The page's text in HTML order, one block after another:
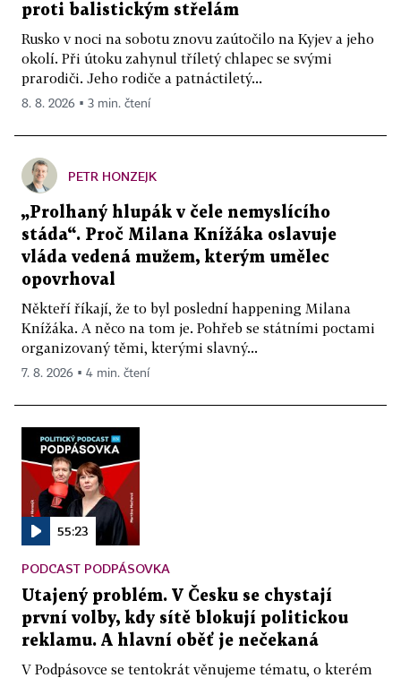
proti balistickým střelám
Rusko v noci na sobotu znovu zaútočilo na Kyjev a jeho
okolí. Při útoku zahynul tříletý chlapec se svými
prarodiči. Jeho rodiče a patnáctiletý...
8. 8. 2026 ▪ 3 min. čtení
PETR HONZEJK
„Prolhaný hlupák v čele nemyslícího
stáda“. Proč Milana Knížáka oslavuje
vláda vedená mužem, kterým umělec
opovrhoval
Někteří říkají, že to byl poslední happening Milana
Knížáka. A něco na tom je. Pohřeb se státními poctami
organizovaný těmi, kterými slavný...
7. 8. 2026 ▪ 4 min. čtení
55:23
PODCAST PODPÁSOVKA
Utajený problém. V Česku se chystají
první volby, kdy sítě blokují politickou
reklamu. A hlavní oběť je nečekaná
V Podpásovce se tentokrát věnujeme tématu, o kterém